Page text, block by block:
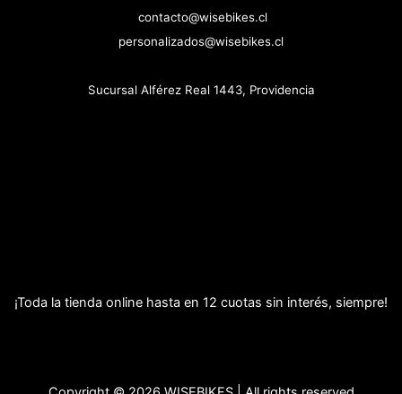
contacto@wisebikes.cl
personalizados@wisebikes.cl
Sucursal Alférez Real 1443, Providencia
¡Toda la tienda online hasta en 12 cuotas sin interés, siempre!